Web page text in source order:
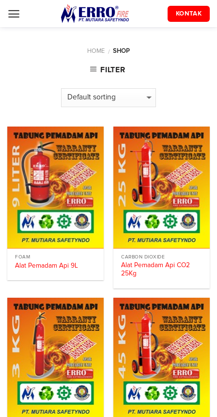
KONTAK
HOME / SHOP
FILTER
FOAM
Alat Pemadam Api 9L
CARBON DIOXIDE
Alat Pemadam Api CO2
25Kg